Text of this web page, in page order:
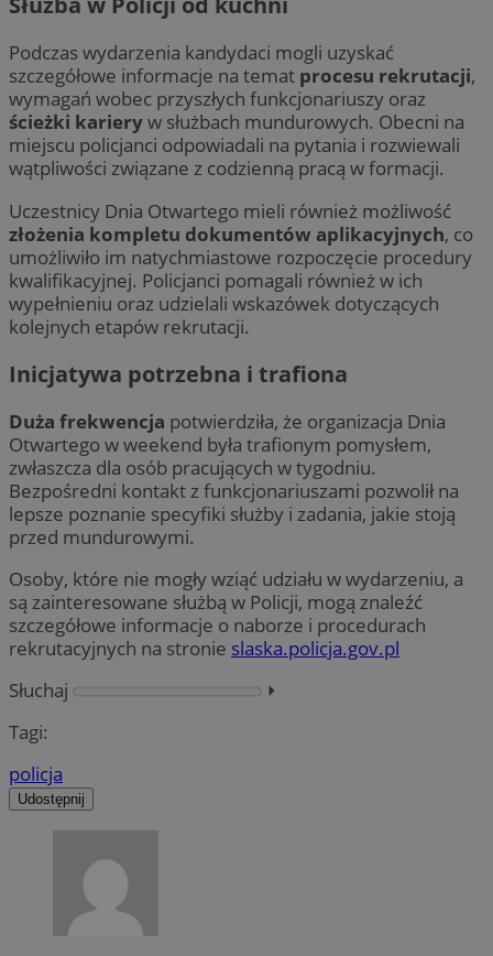
Podczas wydarzenia kandydaci mogli uzyskać
szczegółowe informacje na temat procesu rekrutacji,
wymagań wobec przyszłych funkcjonariuszy oraz
ścieżki karieryw służbach mundurowych. Obecni na
miejscu policjanci odpowiadali na pytania i rozwiewali
wątpliwości związane z codzienną pracą w formacji.
Uczestnicy Dnia Otwartego mieli również możliwość
złożenia kompletu dokumentów aplikacyjnych, co
umożliwiło im natychmiastowe rozpoczęcie procedury
kwalifikacyjnej. Policjanci pomagali również w ich
wypełnieniu oraz udzielali wskazówek dotyczących
kolejnych etapów rekrutacji.
Inicjatywa potrzebna i trafiona
Duża frekwencja potwierdziła, że organizacja Dnia
Otwartego w weekend była trafionym pomysłem,
zwłaszcza dla osób pracujących w tygodniu.
Bezpośredni kontakt z funkcjonariuszami pozwolił na
lepsze poznanie specyfiki służby i zadania, jakie stoją
przed mundurowymi.
Osoby, które nie mogły wziąć udziału w wydarzeniu, a
są zainteresowane służbą w Policji, mogą znaleźć
szczegółowe informacje o naborze i procedurach
rekrutacyjnych na stronie slaska.policja.gov.pl
Słuchaj
⏵︎
Tagi:
policja
Udostępnij